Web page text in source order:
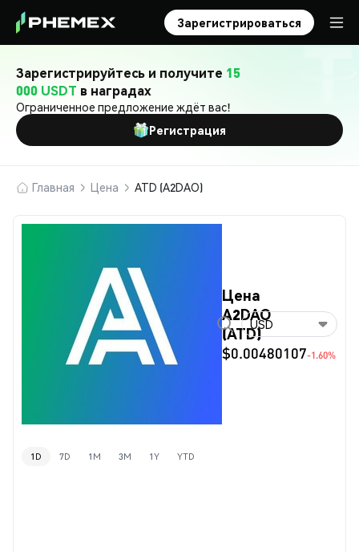
Зарегистрироваться
Зарегистрируйтесь и получите 15
000 USDT в наградах
Ограниченное предложение ждёт вас!
Регистрация
Главная Цена ATD (A2DAO)
Цена
A2DAO
(ATD)
$0.00480107-1.60%
USD
1D 7D 1M 3M 1Y YTD